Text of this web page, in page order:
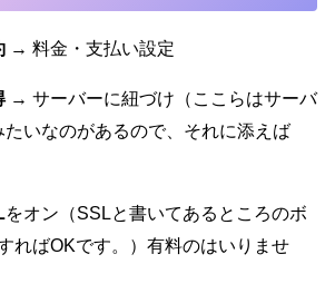
→ 料金・支払い設定
→ サーバーに紐づけ（ここらはサーバ
たいなのがあるので、それに添えば
をオン（SSLと書いてあるところのボ
ればOKです。）有料のはいりませ